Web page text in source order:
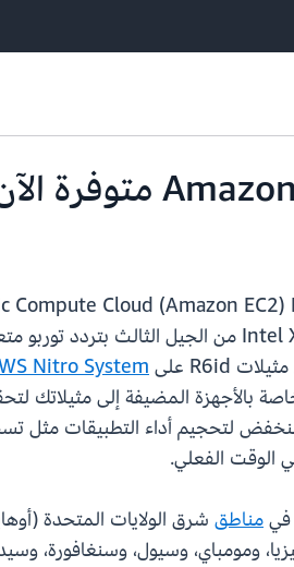
Nitro System
بالأجهزة المضيفة إلى
لتحجيم أداء التطبيقات مثل
الوقت الفعلي.
فيمناطق شرق الولايات المتحدة
ومومباي، وسيول، وسنغافورة،